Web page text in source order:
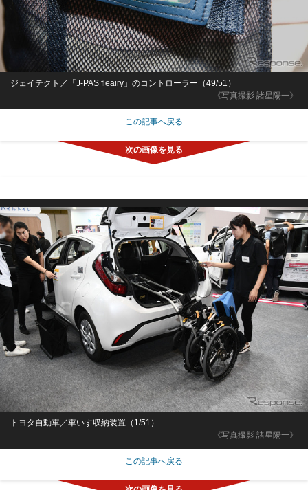
《写真撮影 諸星陽一》
ジェイテクト／「J-PAS fleairy」のコントローラー（49/51）
この記事へ戻る
《写真撮影 諸星陽一》
トヨタ自動車／車いす収納装置（1/51）
この記事へ戻る